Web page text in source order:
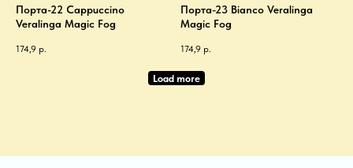
Порта-22 Cappuccino
Veralinga Magic Fog
174,9 р.
Порта-23 Bianco Veralinga
Magic Fog
174,9 р.
Load more